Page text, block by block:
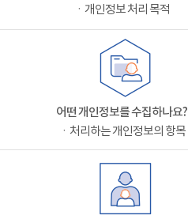
ㆍ개인정보 처리 목적
어떤 개인정보를 수집하나요?
ㆍ처리하는 개인정보의 항목